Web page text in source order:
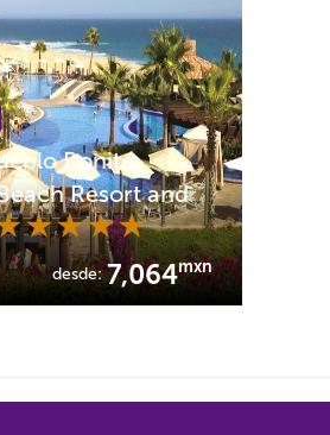
Bonito
Resort and
desde:7,064mxn